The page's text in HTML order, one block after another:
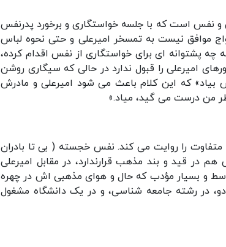
و نفس است که با جلسه خواستگاری و برخورد پدرنفس
موافق نیست به تمسخر امیرعلی و حتی نحوه لباس
چه پشتوانه ای برای خواستگاری از نفس اقدام کرده،
امیرعلی را قبول ندارد در حالی که سیگاری روشن
که این کلام باعث می شود امیرعلی و مادرش
من درست می گید، میاد.»
را روایت می کند. نفس خجسته ( بی تا بادران
در قید و بند مذهب قرارندارد، در مقابل امیرعلی
و بسیار مؤدب که حال و هوای مذهبی اش در چهره
در رشته جامعه شناسی، و در یک دانشگاه مشغول